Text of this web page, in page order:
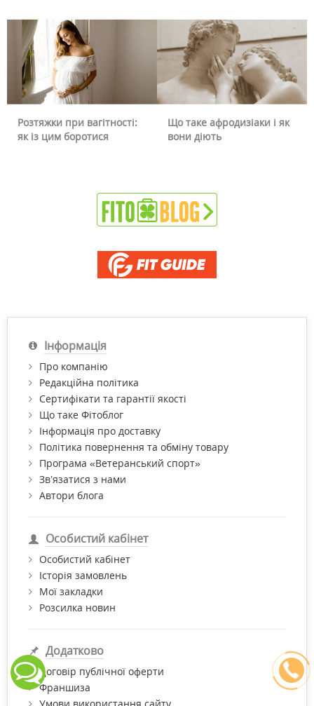
Розтяжки при вагітності:
як із цим боротися
Що таке афродизіаки і як
вони діють
Інформація
Про компанію
Редакційна політика
Сертифікати та гарантії якості
Що таке Фітоблог
Інформація про доставку
Політика повернення та обміну товару
Програма «Ветеранський спорт»
Зв’язатися з нами
Автори блога
Особистий кабінет
Особистий кабінет
Історія замовлень
Мої закладки
Розсилка новин
Додатково
Договір публічної оферти
Франшиза
Умови використання сайту